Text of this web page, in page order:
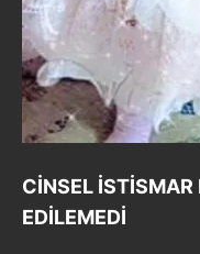
CİNSEL
EDİLEMEDİ